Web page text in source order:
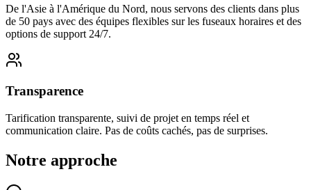
De l'Asie à l'Amérique du Nord, nous servons des clients dans plus
de 50 pays avec des équipes flexibles sur les fuseaux horaires et des
options de support 24/7.
Transparence
Tarification transparente, suivi de projet en temps réel et
communication claire. Pas de coûts cachés, pas de surprises.
Notre approche